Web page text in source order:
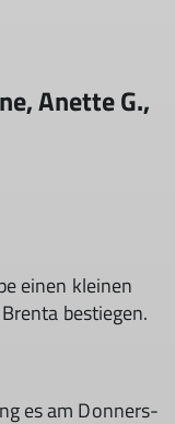
An­et­te G.,
einen klei­nen
be­stie­gen.
es am Don­ners­